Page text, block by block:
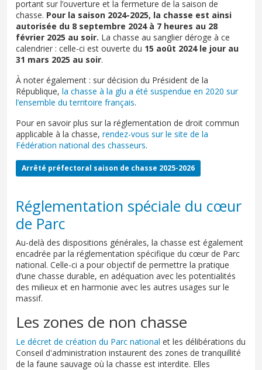
portant sur l’ouverture et la fermeture de la saison de
chasse. Pour la saison 2024-2025, la chasse est ainsi
autorisée du 8 septembre 2024 à 7 heures au 28
février 2025 au soir. La chasse au sanglier déroge à ce
calendrier : celle-ci est ouverte du 15 août 2024 le jour au
31 mars 2025 au soir.
À noter également : sur décision du Président de la
République, la chasse à la glu a été suspendue en 2020 sur
l’ensemble du territoire français.
Pour en savoir plus sur la réglementation de droit commun
applicable à la chasse, rendez-vous sur le site de la
Fédération national des chasseurs.
Arrêté préfectoral saison de chasse 2025-2026
Réglementation spéciale du cœur
de Parc
Au-delà des dispositions générales, la chasse est également
encadrée par la réglementation spécifique du cœur de Parc
national. Celle-ci a pour objectif de permettre la pratique
d’une chasse durable, en adéquation avec les potentialités
des milieux et en harmonie avec les autres usages sur le
massif.
Les zones de non chasse
Le décret de création du Parc national et les délibérations du
Conseil d'administration instaurent des zones de tranquillité
de la faune sauvage où la chasse est interdite. Elles